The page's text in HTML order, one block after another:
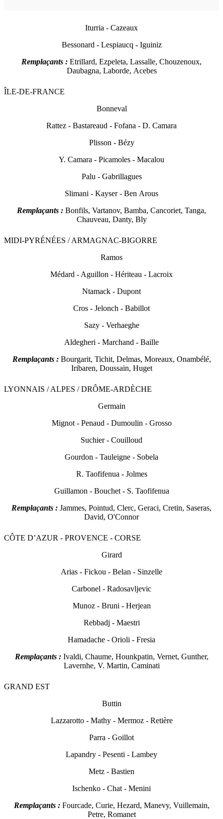
Iturria - Cazeaux
Bessonard - Lespiaucq - Iguiniz
Remplaçants : Etrillard, Ezpeleta, Lassalle, Chouzenoux,
Daubagna, Laborde, Acebes
ÎLE-DE-FRANCE
Bonneval
Rattez - Bastareaud - Fofana - D. Camara
Plisson - Bézy
Y. Camara - Picamoles - Macalou
Palu - Gabrillagues
Slimani - Kayser - Ben Arous
Remplaçants : Bonfils, Vartanov, Bamba, Cancoriet, Tanga,
Chauveau, Danty, Bly
MIDI-PYRÉNÉES / ARMAGNAC-BIGORRE
Ramos
Médard - Aguillon - Hériteau - Lacroix
Ntamack - Dupont
Cros - Jelonch - Babillot
Sazy - Verhaeghe
Aldegheri - Marchand - Baille
Remplaçants : Bourgarit, Tichit, Delmas, Moreaux, Onambélé,
Iribaren, Doussain, Huget
LYONNAIS / ALPES / DRÔME-ARDÈCHE
Germain
Mignot - Penaud - Dumoulin - Grosso
Suchier - Couilloud
Gourdon - Tauleigne - Sobela
R. Taofifenua - Jolmes
Guillamon - Bouchet - S. Taofifenua
Remplaçants : Jammes, Pointud, Clerc, Geraci, Cretin, Saseras,
David, O'Connor
CÔTE D’AZUR - PROVENCE - CORSE
Girard
Arias - Fickou - Belan - Sinzelle
Carbonel - Radosavljevic
Munoz - Bruni - Herjean
Rebbadj - Maestri
Hamadache - Orioli - Fresia
Remplaçants :Ivaldi, Chaume, Hounkpatin, Vernet, Gunther,
Lavernhe, V. Martin, Caminati
GRAND EST
Buttin
Lazzarotto - Mathy - Mermoz - Retière
Parra - Goillot
Lapandry - Pesenti - Lambey
Metz - Bastien
Ischenko - Chat - Menini
Remplaçants :Fourcade, Curie, Hezard, Manevy, Vuillemain,
Petre, Romanet